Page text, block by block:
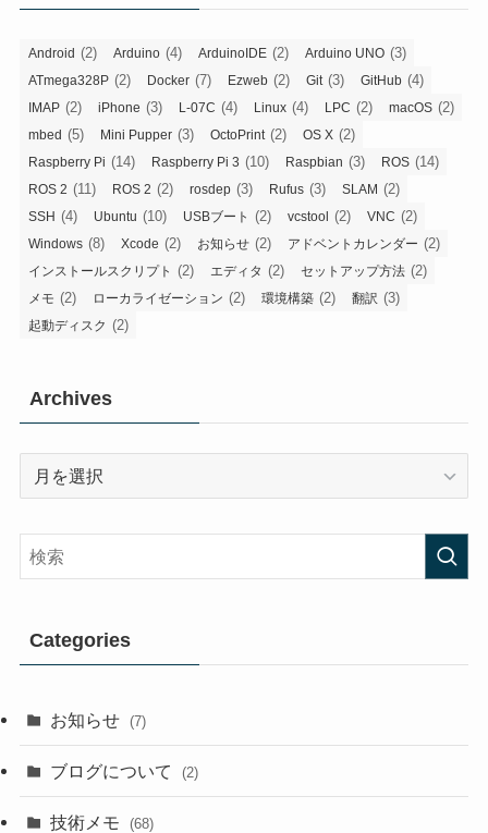
Android (2) Arduino (4) ArduinoIDE (2) Arduino UNO (3)
ATmega328P (2) Docker (7) Ezweb (2) Git(3) GitHub (4)
IMAP (2) iPhone (3) L-07C (4) Linux (4) LPC (2) macOS (2)
mbed (5) Mini Pupper (3) OctoPrint(2) OS X (2)
Raspberry Pi (14) Raspberry Pi 3 (10) Raspbian (3) ROS (14)
ROS 2 (11) ROS 2 (2) rosdep (3) Rufus (3) SLAM (2)
SSH (4) Ubuntu (10) USBブート (2) vcstool (2) VNC (2)
Windows (8) Xcode (2) お知らせ (2) アドベントカレンダー (2)
インストールスクリプト (2) エディタ (2) セットアップ方法 (2)
メモ (2) ローカライゼーション (2) 環境構築 (2) 翻訳 (3)
起動ディスク (2)
Archives
Archives
Categories
お知らせ (7)
ブログについて (2)
技術メモ (68)